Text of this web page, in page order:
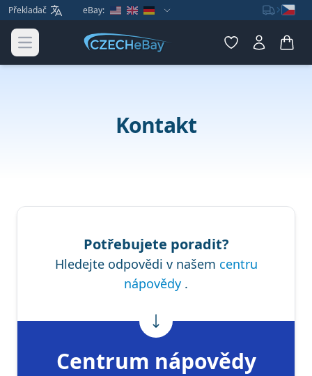
Překladač eBay:
Open main menu
Kontakt
Potřebujete poradit?
Hledejte odpovědi v našem centru
nápovědy .
Centrum nápovědy